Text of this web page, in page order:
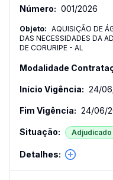
001/2026
AQUISIÇÃO DE
DAS NECESSIDADES DA
DE CORURIPE - AL
24/
24/06/
Adjudicado